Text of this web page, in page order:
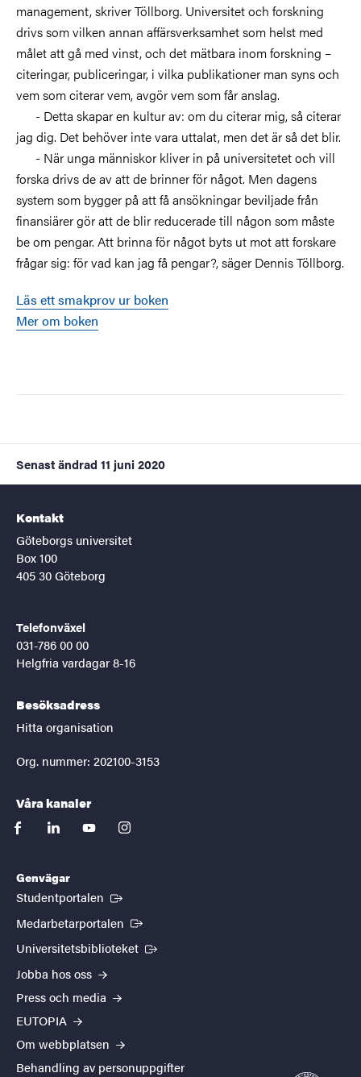
management, skriver Töllborg. Universitet och forskning
drivs som vilken annan affärsverksamhet som helst med
målet att gå med vinst, och det mätbara inom forskning –
citeringar, publiceringar, i vilka publikationer man syns och
vem som citerar vem, avgör vem som får anslag.
- Detta skapar en kultur av: om du citerar mig, så citerar
jag dig. Det behöver inte vara uttalat, men det är så det blir.
- När unga människor kliver in på universitetet och vill
forska drivs de av att de brinner för något. Men dagens
system som bygger på att få ansökningar beviljade från
finansiärer gör att de blir reducerade till någon som måste
be om pengar. Att brinna för något byts ut mot att forskare
frågar sig: för vad kan jag få pengar?, säger Dennis Töllborg.
Läs ett smakprov ur boken
Mer om boken
Senast ändrad 11 juni 2020
Kontakt
Göteborgs universitet
Box 100
405 30 Göteborg
Telefonväxel
031-786 00 00
Helgfria vardagar 8-16
Besöksadress
Hitta organisation
Org. nummer: 202100-3153
Våra kanaler
facebooklinkedinyoutubeinstagram
Genvägar
Studentportalen (Extern länk)
Medarbetarportalen (Extern länk)
Universitetsbiblioteket (Extern länk)
Jobba hos oss
Press och media
EUTOPIA
Om webbplatsen
Behandling av personuppgifter